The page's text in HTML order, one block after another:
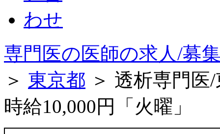
専門医の医師の求人/募
＞ 東京都 ＞ 透析専門
時給10,000円「火曜」